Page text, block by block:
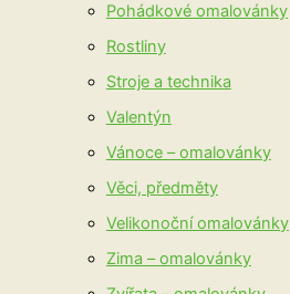
Pohádkové omalovánky
Rostliny
Stroje a technika
Valentýn
Vánoce – omalovánky
Věci, předměty
Velikonoční omalovánky
Zima – omalovánky